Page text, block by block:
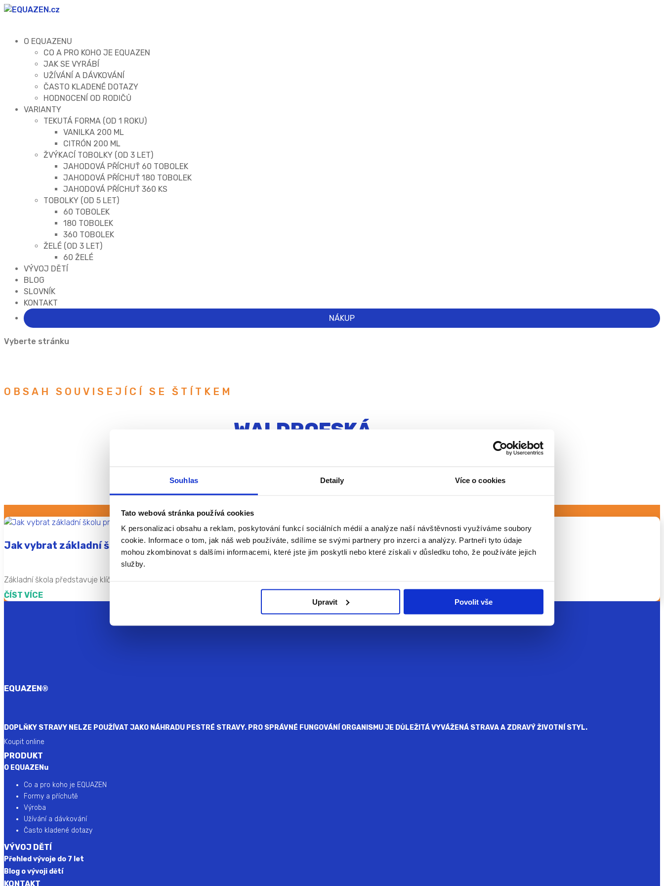
Souhlas Detaily Více o cookies
Tato webová stránka používá cookies
K personalizaci obsahu a reklam, poskytování funkcí sociálních médií a analýze naší návštěvnosti využíváme soubory
cookie. Informace o tom, jak náš web používáte, sdílíme se svými partnery pro inzerci a analýzy. Partneři tyto údaje
mohou zkombinovat s dalšími informacemi, které jste jim poskytli nebo které získali v důsledku toho, že používáte jejich
služby.
Upravit Povolit vše
O EQUAZENU
CO A PRO KOHO JE EQUAZEN
JAK SE VYRÁBÍ
UŽÍVÁNÍ A DÁVKOVÁNÍ
ČASTO KLADENÉ DOTAZY
HODNOCENÍ OD RODIČŮ
VARIANTY
TEKUTÁ FORMA (OD 1 ROKU)
VANILKA 200 ML
CITRÓN 200 ML
ŽVÝKACÍ TOBOLKY (OD 3 LET)
JAHODOVÁ PŘÍCHUŤ 60 TOBOLEK
JAHODOVÁ PŘÍCHUŤ 180 TOBOLEK
JAHODOVÁ PŘÍCHUŤ 360 KS
TOBOLKY (OD 5 LET)
60 TOBOLEK
180 TOBOLEK
360 TOBOLEK
ŽELÉ (OD 3 LET)
60 ŽELÉ
VÝVOJ DĚTÍ
BLOG
SLOVNÍK
KONTAKT
NÁKUP
Vyberte stránku
OBSAH SOUVISEJÍCÍ SE ŠTÍTKEM
WALDROFSKÁ
Jak vybrat základní školu pro vaše dítě?
Základní škola představuje klíčové období v životě člověka. První školní den, první opravdová přátelství, první studijní úspěchy i neúspěchy… Je to...
ČÍST VÍCE
EQUAZEN®
DOPLŇKY STRAVY NELZE POUŽÍVAT JAKO NÁHRADU PESTRÉ STRAVY. PRO SPRÁVNÉ FUNGOVÁNÍ ORGANISMU JE DŮLEŽITÁ VYVÁŽENÁ STRAVA A ZDRAVÝ ŽIVOTNÍ STYL.
Koupit online
PRODUKT
O EQUAZENu
Co a pro koho je EQUAZEN
Formy a příchutě
Výroba
Užívání a dávkování
Často kladené dotazy
VÝVOJ DĚTÍ
Přehled vývoje do 7 let
Blog o vývoji dětí
KONTAKT